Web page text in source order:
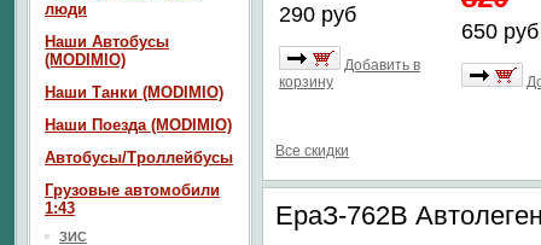
290 руб
Добавить в
корзину
650 руб
Все скидки
ЕраЗ-762В
люди
Наши Автобусы
(MODIMIO)
Наши Танки (MODIMIO)
Наши Поезда (MODIMIO)
Автобусы/Троллейбусы
Грузовые автомобили
1:43
ЗИС